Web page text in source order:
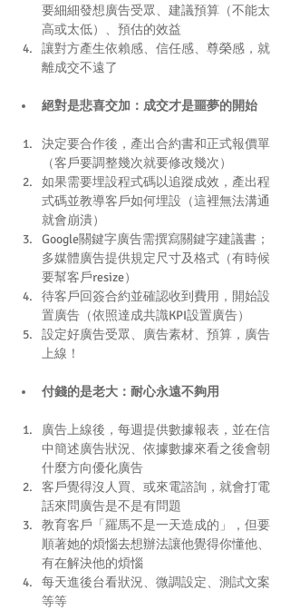
要細細發想廣告受眾、建議預算（不能太
高或太低）、預估的效益
讓對方產生依賴感、信任感、尊榮感，就
離成交不遠了
絕對是悲喜交加：成交才是噩夢的開始
決定要合作後，產出合約書和正式報價單
（客戶要調整幾次就要修改幾次）
如果需要埋設程式碼以追蹤成效，產出程
式碼並教導客戶如何埋設（這裡無法溝通
就會崩潰）
Google關鍵字廣告需撰寫關鍵字建議書；
多媒體廣告提供規定尺寸及格式（有時候
要幫客戶resize）
待客戶回簽合約並確認收到費用，開始設
置廣告（依照達成共識KPI設置廣告）
設定好廣告受眾、廣告素材、預算，廣告
上線！
付錢的是老大：耐心永遠不夠用
廣告上線後，每週提供數據報表，並在信
中簡述廣告狀況、依據數據來看之後會朝
什麼方向優化廣告
客戶覺得沒人買、或來電諮詢，就會打電
話來問廣告是不是有問題
教育客戶「羅馬不是一天造成的」，但要
順著她的煩惱去想辦法讓他覺得你懂他、
有在解決他的煩惱
每天進後台看狀況、微調設定、測試文案
等等